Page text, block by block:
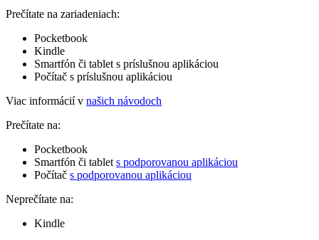
Prečítate na zariadeniach:
Pocketbook
Kindle
Smartfón či tablet s príslušnou aplikáciou
Počítač s príslušnou aplikáciou
Viac informácií v našich návodoch
Prečítate na:
Pocketbook
Smartfón či tablet s podporovanou aplikáciou
Počítač s podporovanou aplikáciou
Neprečítate na:
Kindle